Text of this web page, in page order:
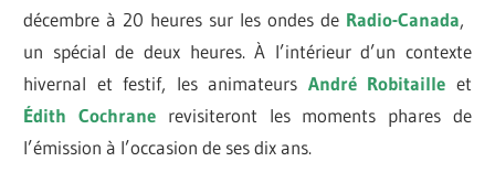
décembre à 20 heures sur les ondes de Radio-Canada,
un spécial de deux heures. À l’intérieur d’un contexte
hivernal et festif, les animateurs André Robitaille et
Édith Cochrane revisiteront les moments phares de
l’émission à l’occasion de ses dix ans.